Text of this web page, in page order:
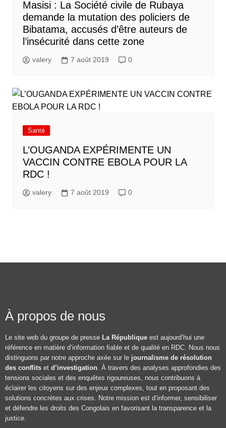
Masisi : La Société civile de Rubaya
demande la mutation des policiers de
Bibatama, accusés d’être auteurs de
l’insécurité dans cette zone
valery 7 août 2019 0
Santé
L’OUGANDA EXPÉRIMENTE UN
VACCIN CONTRE EBOLA POUR LA
RDC !
valery 7 août 2019 0
À propos de nous
Le site web du groupe de presse La République est aujourd’hui une
référence en matière d’information fiable et de qualité en RDC. Nous nous
distinguons par notre approche axée sur le journalisme de résolution
des conflits et d’investigation. À travers des analyses approfondies des
tensions sociales et des enquêtes rigoureuses, nous contribuons à
éclairer les citoyens sur des enjeux complexes, tout en proposant des
solutions concrètes aux crises. Notre mission est d’informer, sensibiliser
et défendre les droits des Congolais en favorisant la transparence et la
justice.